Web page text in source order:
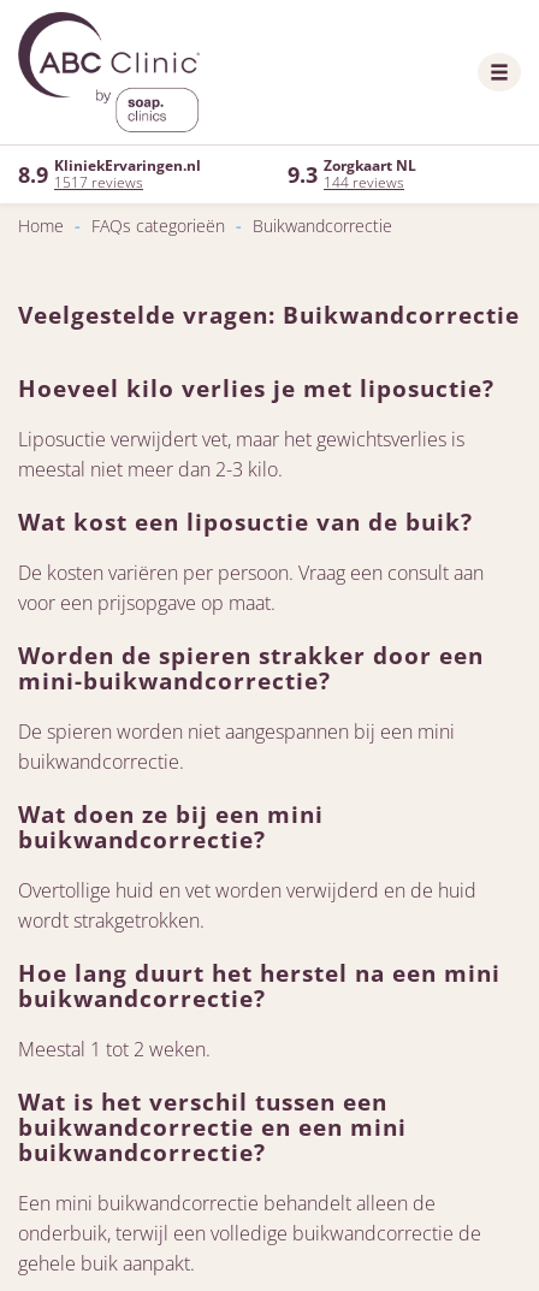
8.9 KliniekErvaringen.nl
1517 reviews
9.3 Zorgkaart NL
144 reviews
Home - FAQs categorieën - Buikwandcorrectie
Veelgestelde vragen: Buikwandcorrectie
Hoeveel kilo verlies je met liposuctie?
Liposuctie verwijdert vet, maar het gewichtsverlies is
meestal niet meer dan 2-3 kilo.
Wat kost een liposuctie van de buik?
De kosten variëren per persoon. Vraag een consult aan
voor een prijsopgave op maat.
Worden de spieren strakker door een
mini-buikwandcorrectie?
De spieren worden niet aangespannen bij een mini
buikwandcorrectie.
Wat doen ze bij een mini
buikwandcorrectie?
Overtollige huid en vet worden verwijderd en de huid
wordt strakgetrokken.
Hoe lang duurt het herstel na een mini
buikwandcorrectie?
Meestal 1 tot 2 weken.
Wat is het verschil tussen een
buikwandcorrectie en een mini
buikwandcorrectie?
Een mini buikwandcorrectie behandelt alleen de
onderbuik, terwijl een volledige buikwandcorrectie de
gehele buik aanpakt.